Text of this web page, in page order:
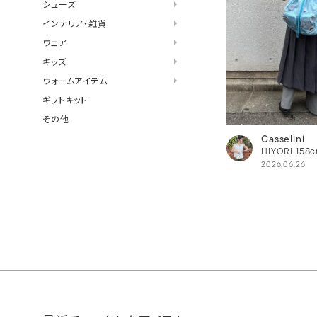
Casselini
HIYORI
2026.06.26
シューズ
インテリア・雑貨
ウェア
キッズ
ウォームアイテム
ギフトキット
その他